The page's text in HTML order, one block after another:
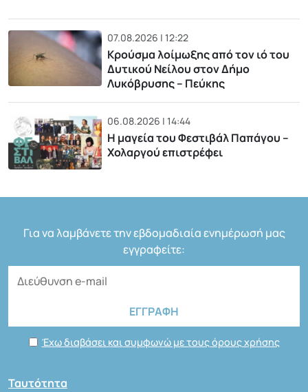
07.08.2026 | 12:22
Κρούσμα λοίμωξης από τον ιό του
Δυτικού Νείλου στον Δήμο
Λυκόβρυσης – Πεύκης
06.08.2026 | 14:44
Η μαγεία του Φεστιβάλ Παπάγου –
Χολαργού επιστρέφει
Για να λαμβάνετε την εβδομαδιαία ενημέρωσή μας
εγγραφείτε:
Έχω διαβάσει και συμφωνώ με τους όρους χρήσης
Ταυτότητα